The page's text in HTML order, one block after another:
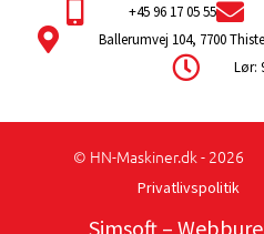
+45 96 17 05 55
Ballerumvej 104, 7700
Lør:
© HN-Maskiner.dk - 2026
Privatlivspolitik
Simsoft–